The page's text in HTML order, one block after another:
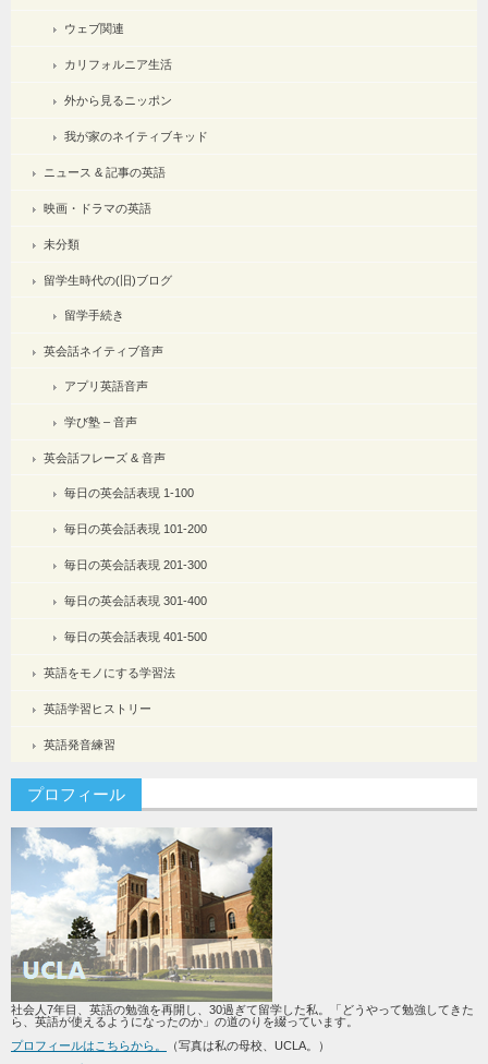
ウェブ関連
カリフォルニア生活
外から見るニッポン
我が家のネイティブキッド
ニュース & 記事の英語
映画・ドラマの英語
未分類
留学生時代の(旧)ブログ
留学手続き
英会話ネイティブ音声
アプリ英語音声
学び塾 – 音声
英会話フレーズ & 音声
毎日の英会話表現 1-100
毎日の英会話表現 101-200
毎日の英会話表現 201-300
毎日の英会話表現 301-400
毎日の英会話表現 401-500
英語をモノにする学習法
英語学習ヒストリー
英語発音練習
プロフィール
社会人7年目、英語の勉強を再開し、30過ぎて留学した私。「どうやって勉強してきた
ら、英語が使えるようになったのか」の道のりを綴っています。
プロフィールはこちらから。
（写真は私の母校、UCLA。）